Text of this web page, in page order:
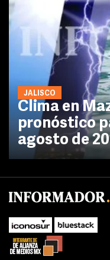
JALISCO
Clima en
pronóstico
agosto de